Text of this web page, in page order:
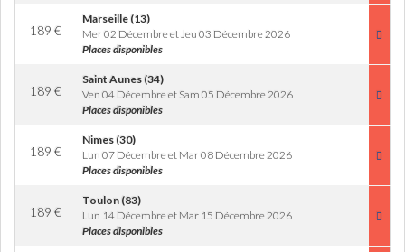
189 €
Marseille (13)
Mer 02 Décembre et Jeu 03 Décembre 2026
Places disponibles
189 €
Saint Aunes (34)
Ven 04 Décembre et Sam 05 Décembre 2026
Places disponibles
189 €
Nimes (30)
Lun 07 Décembre et Mar 08 Décembre 2026
Places disponibles
189 €
Toulon (83)
Lun 14 Décembre et Mar 15 Décembre 2026
Places disponibles